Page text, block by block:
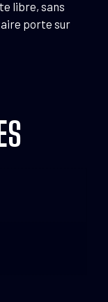
libre, sans
porte sur